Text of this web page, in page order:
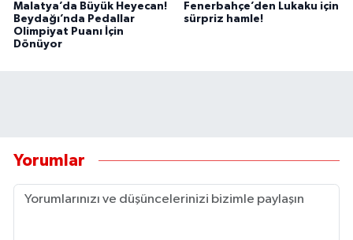
Malatya’da Büyük Heyecan!
Beydağı’nda Pedallar
Olimpiyat Puanı İçin
Dönüyor
Fenerbahçe’den Lukaku için
sürpriz hamle!
Yorumlar